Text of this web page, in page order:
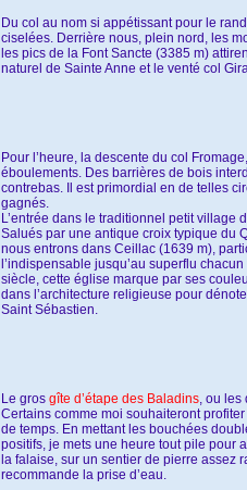
Du col au nom si appétissant pour le
ciselées. Derrière nous, plein nord, les
les pics de la Font Sancte (3385 m)
naturel de Sainte Anne et le venté col
Pour l’heure, la descente du col
éboulements. Des barrières de bois
contrebas. Il est primordial en de telles
gagnés.
L’entrée dans le traditionnel petit village
Salués par une antique croix typique du
nous entrons dans Ceillac (1639 m),
l’indispensable jusqu’au superflu
siècle, cette église marque par ses
dans l’architecture religieuse pour
Saint Sébastien.
Le gros gîte d’étape des Baladins, ou les
Certains comme moi souhaiteront
de temps. En mettant les bouchées
positifs, je mets une heure tout pile pour
la falaise, sur un sentier de pierre assez
recommande la prise d’eau.